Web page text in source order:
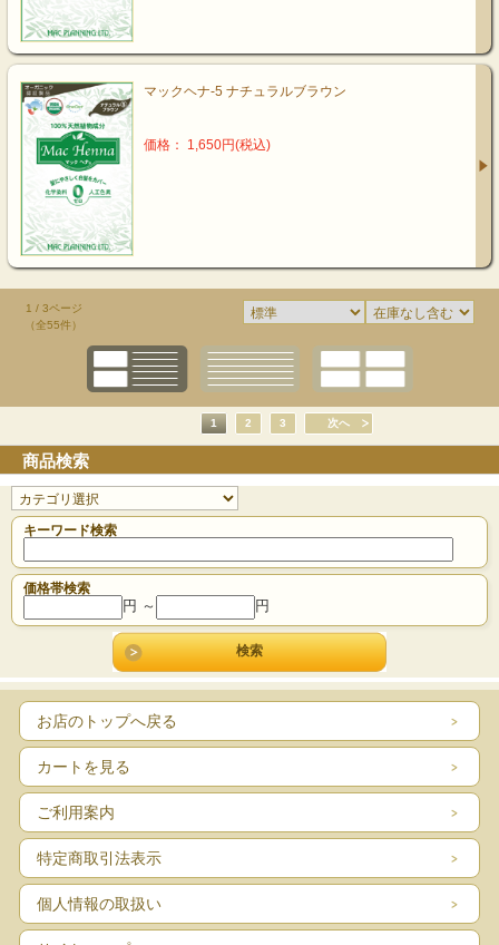
マックヘナ‐5 ナチュラルブラウン
価格： 1,650円(税込)
1 / 3ページ
（全55件）
1 2 3 次へ
商品検索
キーワード検索
価格帯検索
円 ～ 円
お店のトップへ戻る
カートを見る
ご利用案内
特定商取引法表示
個人情報の取扱い